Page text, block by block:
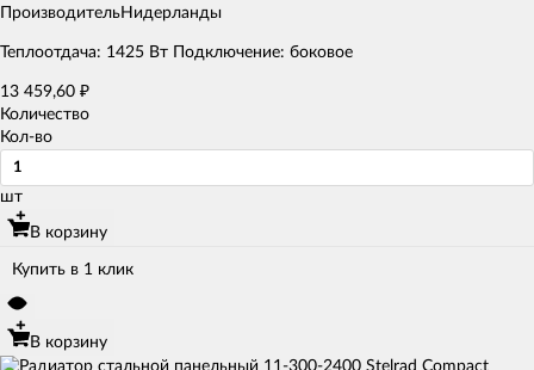
ПроизводительНидерланды
Теплоотдача: 1425 Вт Подключение: боковое
13 459,60 ₽
Количество
Кол-во
шт
В корзину
Купить в 1 клик
В корзину